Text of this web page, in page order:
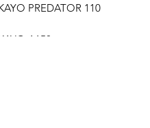
PREDATOR 110
A150